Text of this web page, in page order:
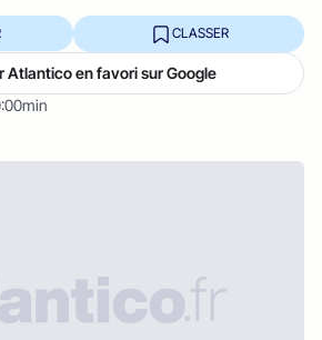
CLASSER
Atlantico en favori sur Google